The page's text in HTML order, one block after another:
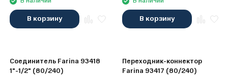
В корзину В корзину
Соединитель Farina 93418
1"-1/2" (80/240)
Переходник-коннектор
Farina 93417 (80/240)